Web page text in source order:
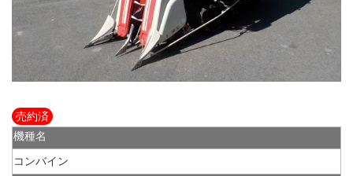
売約済
機種名
コンバイン